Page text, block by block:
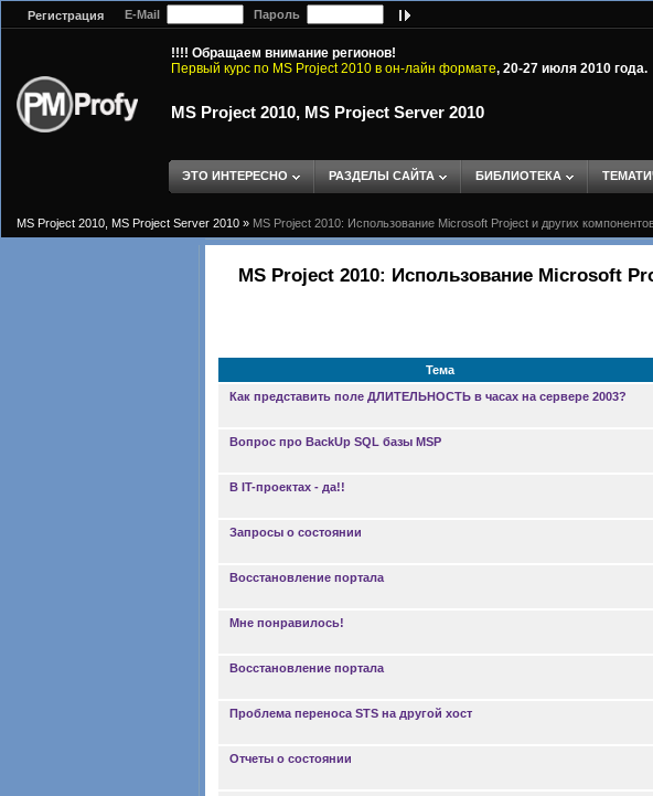
Регистрация E-Mail Пароль
!!!! Обращаем внимание регионов!
Первый курс по MS Project 2010 в он-лайн формате, 20-27 июля 2010 года.
MS Project 2010, MS Project Server 2010
ЭТО ИНТЕРЕСНО РАЗДЕЛЫ САЙТА БИБЛИОТЕКА
MS Project 2010, MS Project Server 2010 » MS Project 2010: Использование Microsoft Project и других
MS Project 2010: Использование Microsoft
Тема
Как представить поле ДЛИТЕЛЬНОСТЬ в часах на сервере 2003?
Вопрос про BackUp SQL базы MSP
В IT-проектах - да!!
Запросы о состоянии
Восстановление портала
Мне понравилось!
Восстановление портала
Проблема переноса STS на другой хост
Отчеты о состоянии